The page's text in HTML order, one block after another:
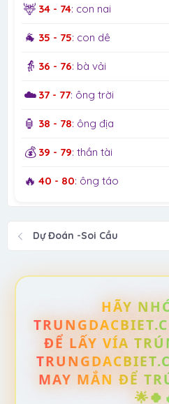
🦌 34 - 74: con nai
🐐 35 - 75: con dê
👵 36 - 76: bà vải
☁️ 37 - 77: ông trời
🏮 38 - 78: ông địa
💰 39 - 79: thần tài
🔥 40 - 80: ông táo
Dự Đoán -Soi Cầu
HÃY
ĐỂ LẤY VÍA
MAY MẮN ĐỂ